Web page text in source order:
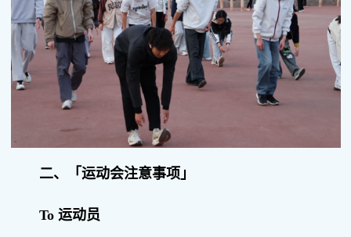
二、 「运动会注意事项」
To 运动员